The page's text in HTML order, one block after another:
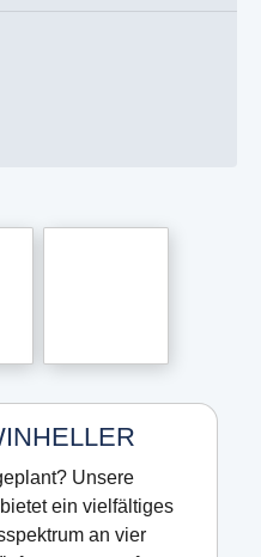
Unsere
ein vielfältiges
an vier